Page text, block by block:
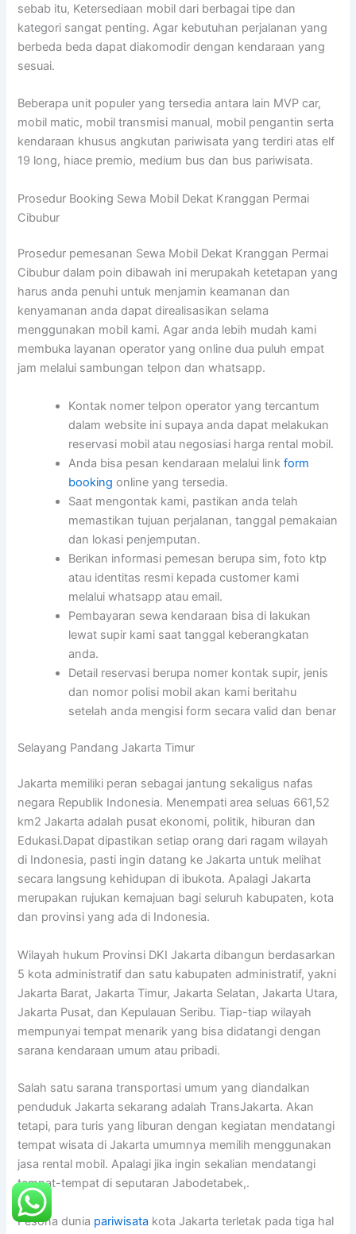
sebab itu, Ketersediaan mobil dari berbagai tipe dan
kategori sangat penting. Agar kebutuhan perjalanan yang
berbeda beda dapat diakomodir dengan kendaraan yang
sesuai.
Beberapa unit populer yang tersedia antara lain MVP car,
mobil matic, mobil transmisi manual, mobil pengantin serta
kendaraan khusus angkutan pariwisata yang terdiri atas elf
19 long, hiace premio, medium bus dan bus pariwisata.
Prosedur Booking Sewa Mobil Dekat Kranggan Permai
Cibubur
Prosedur pemesanan Sewa Mobil Dekat Kranggan Permai
Cibubur dalam poin dibawah ini merupakah ketetapan yang
harus anda penuhi untuk menjamin keamanan dan
kenyamanan anda dapat direalisasikan selama
menggunakan mobil kami. Agar anda lebih mudah kami
membuka layanan operator yang online dua puluh empat
jam melalui sambungan telpon dan whatsapp.
Kontak nomer telpon operator yang tercantum
dalam website ini supaya anda dapat melakukan
reservasi mobil atau negosiasi harga rental mobil.
Anda bisa pesan kendaraan melalui linkform
booking online yang tersedia.
Saat mengontak kami, pastikan anda telah
memastikan tujuan perjalanan, tanggal pemakaian
dan lokasi penjemputan.
Berikan informasi pemesan berupa sim, foto ktp
atau identitas resmi kepada customer kami
melalui whatsapp atau email.
Pembayaran sewa kendaraan bisa di lakukan
lewat supir kami saat tanggal keberangkatan
anda.
Detail reservasi berupa nomer kontak supir, jenis
dan nomor polisi mobil akan kami beritahu
setelah anda mengisi form secara valid dan benar
Selayang Pandang Jakarta Timur
Jakarta memiliki peran sebagai jantung sekaligus nafas
negara Republik Indonesia. Menempati area seluas 661,52
km2 Jakarta adalah pusat ekonomi, politik, hiburan dan
Edukasi.Dapat dipastikan setiap orang dari ragam wilayah
di Indonesia, pasti ingin datang ke Jakarta untuk melihat
secara langsung kehidupan di ibukota. Apalagi Jakarta
merupakan rujukan kemajuan bagi seluruh kabupaten, kota
dan provinsi yang ada di Indonesia.
Wilayah hukum Provinsi DKI Jakarta dibangun berdasarkan
5 kota administratif dan satu kabupaten administratif, yakni
Jakarta Barat, Jakarta Timur, Jakarta Selatan, Jakarta Utara,
Jakarta Pusat, dan Kepulauan Seribu. Tiap-tiap wilayah
mempunyai tempat menarik yang bisa didatangi dengan
sarana kendaraan umum atau pribadi.
Salah satu sarana transportasi umum yang diandalkan
penduduk Jakarta sekarang adalah TransJakarta. Akan
tetapi, para turis yang liburan dengan kegiatan mendatangi
tempat wisata di Jakarta umumnya memilih menggunakan
jasa rental mobil. Apalagi jika ingin sekalian mendatangi
tempat-tempat di seputaran Jabodetabek,.
Pesona dunia pariwisata kota Jakarta terletak pada tiga hal